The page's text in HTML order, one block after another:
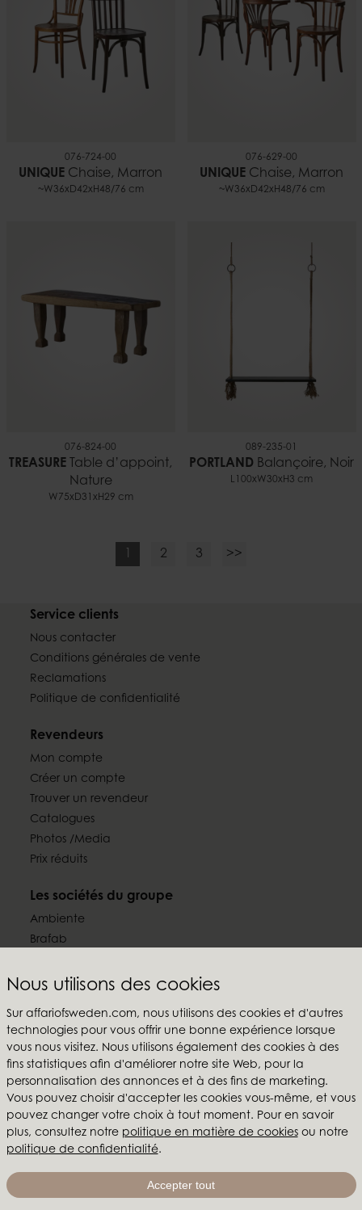
Nous utilisons des cookies
Sur affariofsweden.com, nous utilisons des cookies et d'autres
technologies pour vous offrir une bonne expérience lorsque
vous nous visitez. Nous utilisons également des cookies à des
fins statistiques afin d'améliorer notre site Web, pour la
personnalisation des annonces et à des fins de marketing.
Vous pouvez choisir d'accepter les cookies vous-même, et vous
pouvez changer votre choix à tout moment. Pour en savoir
plus, consultez notre politique en matière de cookiesou notre
politique de confidentialité.
Accepter tout
076-724-00
UNIQUE Chaise, Marron
~W36xD42xH48/76 cm
076-629-00
UNIQUE Chaise, Marron
~W36xD42xH48/76 cm
076-824-00
TREASURE Table d’appoint,
Nature
W75xD31xH29 cm
089-235-01
PORTLAND Balançoire, Noir
L100xW30xH3 cm
1 2 3 >>
Service clients
Nous contacter
Conditions générales de vente
Reclamations
Politique de confidentialité
Revendeurs
Mon compte
Créer un compte
Trouver un revendeur
Catalogues
Photos /Media
Prix réduits
Les sociétés du groupe
Ambiente
Brafab
Furninova
Suivez-nous
Affari of Sweden
Qui sommes-nous?
Inspiration